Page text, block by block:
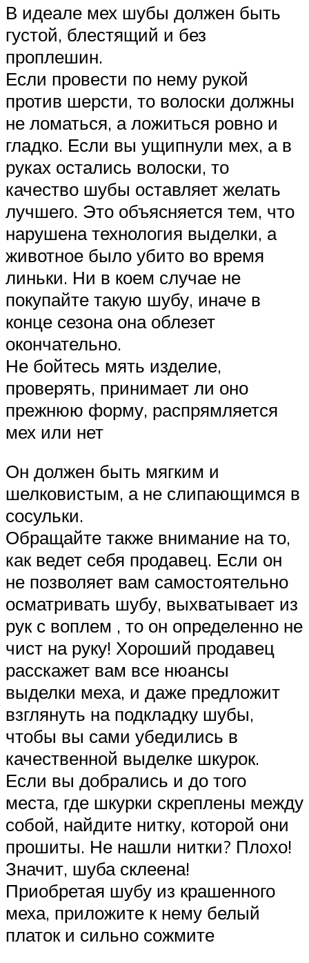
В идеале мех шубы должен быть
густой, блестящий и без
проплешин.
Если провести по нему рукой
против шерсти, то волоски должны
не ломаться, а ложиться ровно и
гладко. Если вы ущипнули мех, а в
руках остались волоски, то
качество шубы оставляет желать
лучшего. Это объясняется тем, что
нарушена технология выделки, а
животное было убито во время
линьки. Ни в коем случае не
покупайте такую шубу, иначе в
конце сезона она облезет
окончательно.
Не бойтесь мять изделие,
проверять, принимает ли оно
прежнюю форму, распрямляется
мех или нет
Он должен быть мягким и
шелковистым, а не слипающимся в
сосульки.
Обращайте также внимание на то,
как ведет себя продавец. Если он
не позволяет вам самостоятельно
осматривать шубу, выхватывает из
рук с воплем , то он определенно не
чист на руку! Хороший продавец
расскажет вам все нюансы
выделки меха, и даже предложит
взглянуть на подкладку шубы,
чтобы вы сами убедились в
качественной выделке шкурок.
Если вы добрались и до того
места, где шкурки скреплены между
собой, найдите нитку, которой они
прошиты. Не нашли нитки? Плохо!
Значит, шуба склеена!
Приобретая шубу из крашенного
меха, приложите к нему белый
платок и сильно сожмите